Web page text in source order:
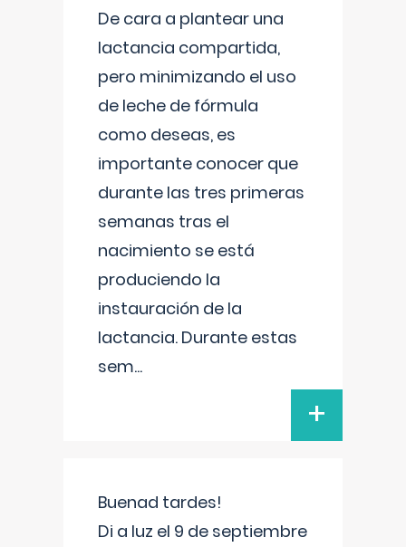
De cara a plantear una
lactancia compartida,
pero minimizando el uso
de leche de fórmula
como deseas, es
importante conocer que
durante las tres primeras
semanas tras el
nacimiento se está
produciendo la
instauración de la
lactancia. Durante estas
sem...
+
Buenad tardes!
Di a luz el 9 de septiembre